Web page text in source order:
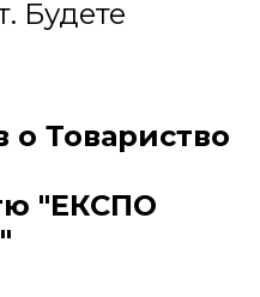
Будете
о Товариство
"ЕКСПО